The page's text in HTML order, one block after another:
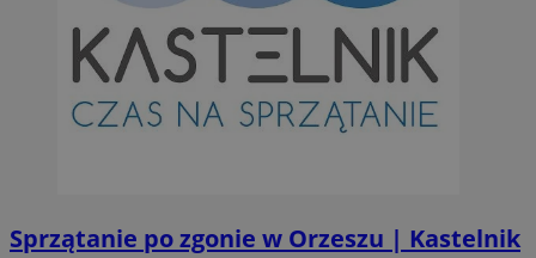
Sprzątanie po zgonie w Orzeszu | Kastelnik
Niezbędne pliki cookie umożliwiają korzystanie z podstawowych
takich jak logowanie użytkownika i zarządzanie kontem. Bez
można prawidłowo korzystać ze strony internetowej.
Provider/
Domena
orzesze.com.pl